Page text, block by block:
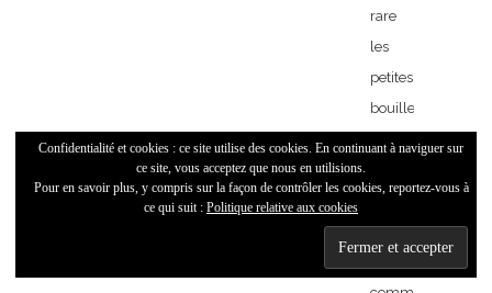
rare
les
petites
bouilles
des
lunettes
Confidentialité et cookies : ce site utilise des cookies. En continuant à naviguer sur
ce site, vous acceptez que nous en utilisions.
Pour en savoir plus, y compris sur la façon de contrôler les cookies, reportez-vous à
ce qui suit : Politique relative aux cookies